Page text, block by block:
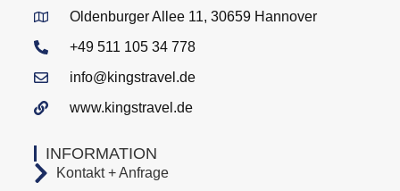
INFORMATION
Kontakt + Anfrage
Oldenburger Allee 11, 30659 Hannover
+49 511 105 34 778
info@kingstravel.de
www.kingstravel.de